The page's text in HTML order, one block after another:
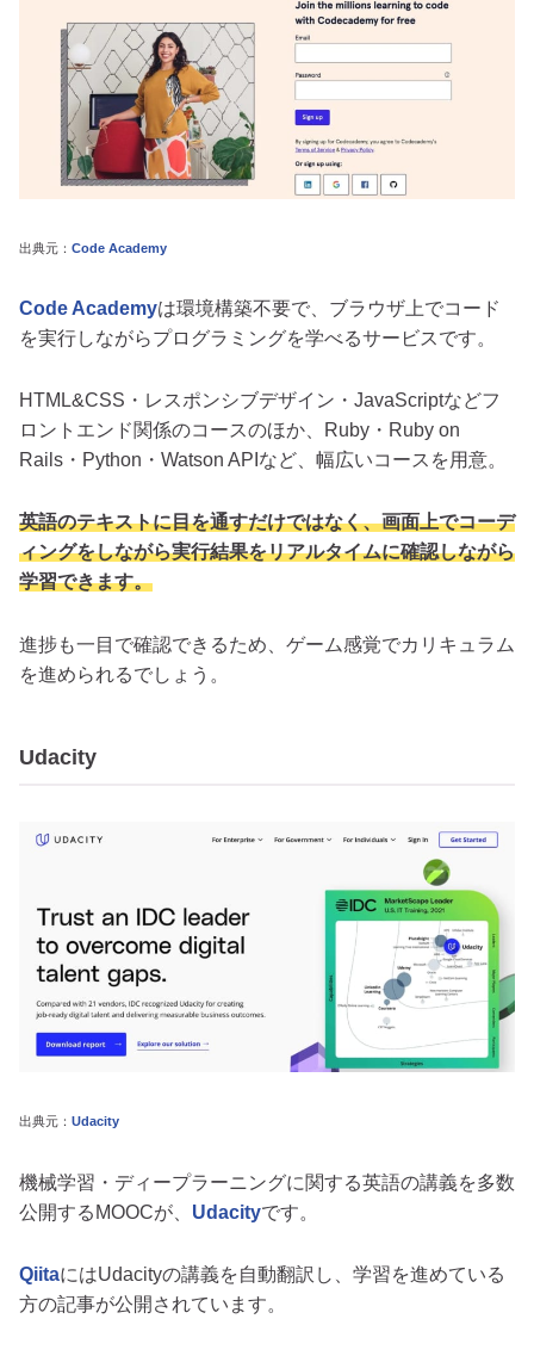
出典元： Code Academy
Code Academyは環境構築不要で、ブラウザ上でコード
を実行しながらプログラミングを学べるサービスです。
HTML&CSS・レスポンシブデザイン・JavaScriptなどフ
ロントエンド関係のコースのほか、Ruby・Ruby on
Rails・Python・Watson APIなど、幅広いコースを用意。
英語のテキストに目を通すだけではなく、画面上でコーデ
ィングをしながら実行結果をリアルタイムに確認しながら
学習できます。
進捗も一目で確認できるため、ゲーム感覚でカリキュラム
を進められるでしょう。
Udacity
出典元： Udacity
機械学習・ディープラーニングに関する英語の講義を多数
公開するMOOCが、 Udacityです。
QiitaにはUdacityの講義を自動翻訳し、学習を進めている
方の記事が公開されています。